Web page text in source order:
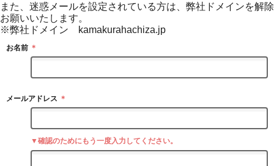
また、迷惑メールを設定されている方は、弊社ドメインを解除
お願いいたします。
※弊社ドメイン kamakurahachiza.jp
お名前 ＊
メールアドレス ＊
▼確認のためにもう一度入力してください。